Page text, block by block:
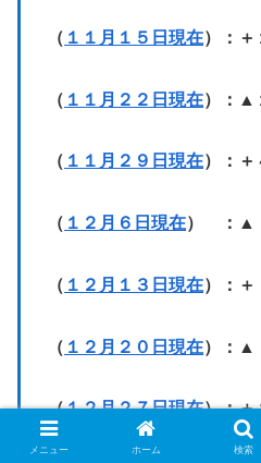
（ １１月１５日現在）：＋
（ １１月２２日現在）：▲
（ １１月２９日現在）：＋
（ １２月６日現在） ：
（ １２月１３日現在）：
（ １２月２０日現在）：▲
（１２月２７日現在）：＋
メニュー ホーム 検索